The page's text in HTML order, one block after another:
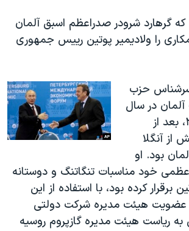
گرهارد شرودر صدر‌اعظم اسبق آلمان
را ولادیمیر پوتین رییس جمهوری
حزب
در سال
های ۱٩٩٩ تا ۲٠٠۵، بعد از
آنگلا
بود. او
خود مناسبات تنگاتنگ و دوستانه
برقرار کرده بود، با استفاده از این
عضویت هیئت مدیره شرکت دولتی
ریاست هیئت مدیره گازپروم روسیه